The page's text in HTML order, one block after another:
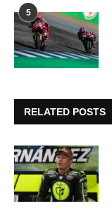
5
RELATED POSTS